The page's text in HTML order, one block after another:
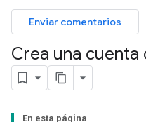
Enviar comentarios
Crea una cuenta
En esta página